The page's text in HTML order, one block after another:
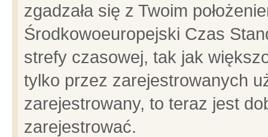
zgadzała się z Twoim
Środkowoeuropejski Czas
strefy czasowej, tak jak
tylko przez zarejestrowanych
zarejestrowany, to teraz jest
zarejestrować.